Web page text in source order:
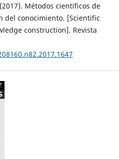
Métodos científicos de
del conocimiento. [Scientific
construction]. Revista